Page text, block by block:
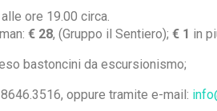
ore 19.00 circa.
€ 28, (Gruppo il Sentiero); € 1 in
bastoncini da escursionismo;
oppure tramite e-mail: